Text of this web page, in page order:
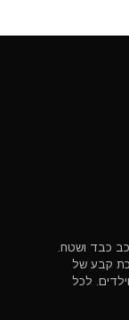
כבד ושטח.
קבע של
לכל